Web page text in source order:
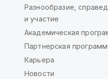
Разнообразие,
и участие
Академическая
Партнерская
Карьера
Новости